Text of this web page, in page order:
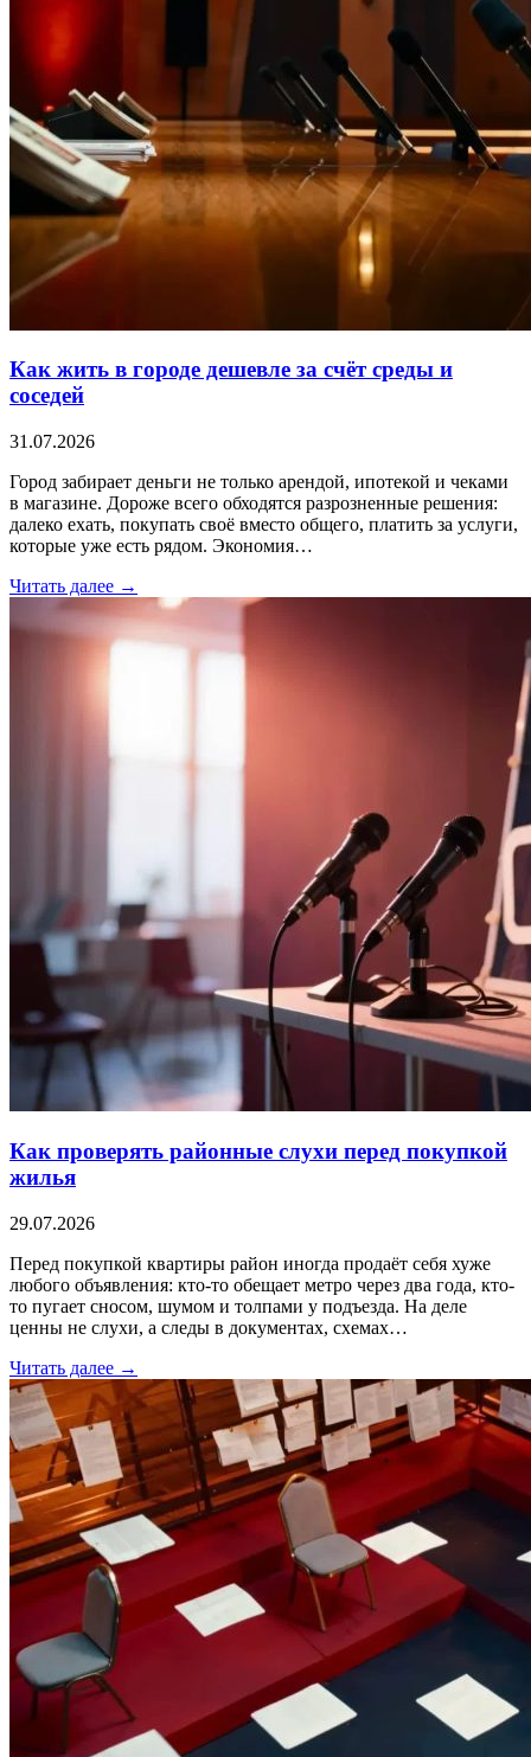
Как жить в городе дешевле за счёт среды и
соседей
31.07.2026
Город забирает деньги не только арендой, ипотекой и чеками
в магазине. Дороже всего обходятся разрозненные решения:
далеко ехать, покупать своё вместо общего, платить за услуги,
которые уже есть рядом. Экономия…
Читать далее →
Как проверять районные слухи перед покупкой
жилья
29.07.2026
Перед покупкой квартиры район иногда продаёт себя хуже
любого объявления: кто-то обещает метро через два года, кто-
то пугает сносом, шумом и толпами у подъезда. На деле
ценны не слухи, а следы в документах, схемах…
Читать далее →